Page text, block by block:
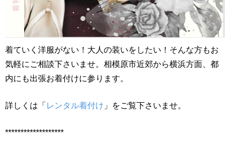
着ていく洋服がない！大人の装いをしたい！そんな方もお
気軽にご相談下さいませ。相模原市近郊から横浜方面、都
内にも出張お着付けに参ります。
詳しくは「 レンタル着付け 」をご覧下さいませ。
*******************